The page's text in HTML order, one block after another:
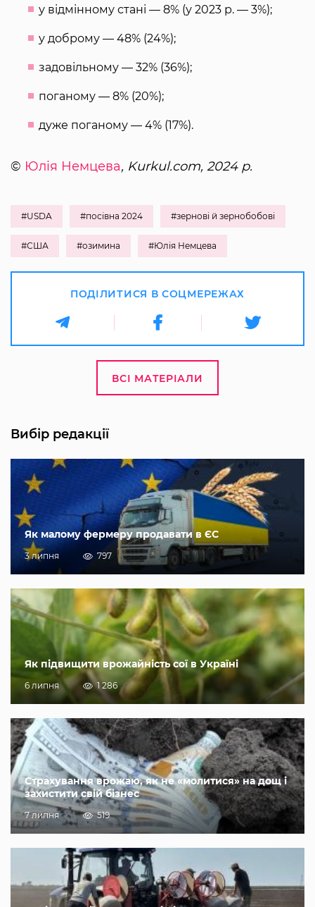
у відмінному стані — 8% (у 2023 р. — 3%);
у доброму — 48% (24%);
задовільному — 32% (36%);
поганому — 8% (20%);
дуже поганому — 4% (17%).
© Юлія Немцева, Kurkul.com, 2024 р.
#USDA #посівна 2024 #зернові й зернобобові
#США #озимина #Юлія Немцева
ПОДІЛИТИСЯ В СОЦМЕРЕЖАХ
ВСІ МАТЕРІАЛИ
Вибір редакції
Як малому фермеру продавати в ЄС
3 липня 797
Як підвищити врожайність сої в Україні
6 липня 1 286
Страхування врожаю, як не «молитися» на дощ і
захистити свій бізнес
7 липня 519